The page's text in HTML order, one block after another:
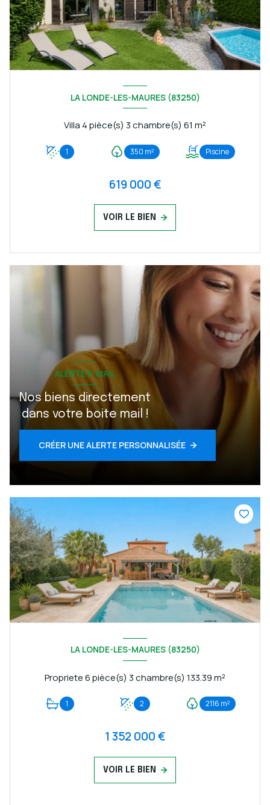
LA LONDE-LES-MAURES (83250)
Villa 4 pièce(s) 3 chambre(s) 61 m²
1 350 m² Piscine
619 000 €
VOIR LE BIEN
ALERTE E-MAIL
Nos biens directement
dans votre boite mail !
CRÉER UNE ALERTE PERSONNALISÉE
LA LONDE-LES-MAURES (83250)
Propriete 6 pièce(s) 3 chambre(s) 133.39 m²
1 2 2116 m²
1 352 000 €
VOIR LE BIEN